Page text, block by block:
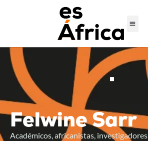
Felwine Sarr
Académicos, africanistas, investigadores